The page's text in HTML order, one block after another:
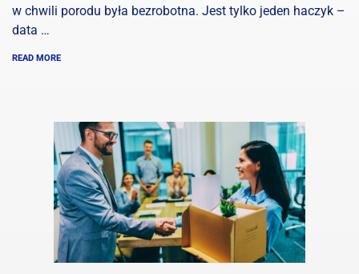
w chwili porodu była bezrobotna. Jest tylko jeden haczyk –
data …
READ MORE